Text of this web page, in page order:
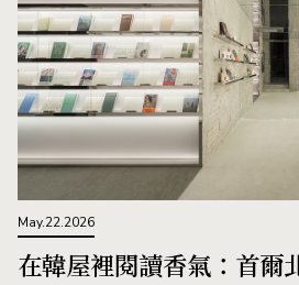
May.22.2026
在韓屋裡閱讀香氣：首爾